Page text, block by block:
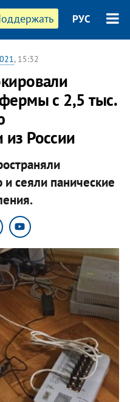
РУС
, 15:32
с 2,5 тыс.
России
сеяли панические